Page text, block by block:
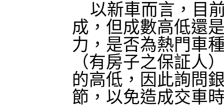
以新車而言，目
成，但成數高低還
力，是否為熱門車
（有房子之保証人
的高低，因此詢問
節，以免造成交車